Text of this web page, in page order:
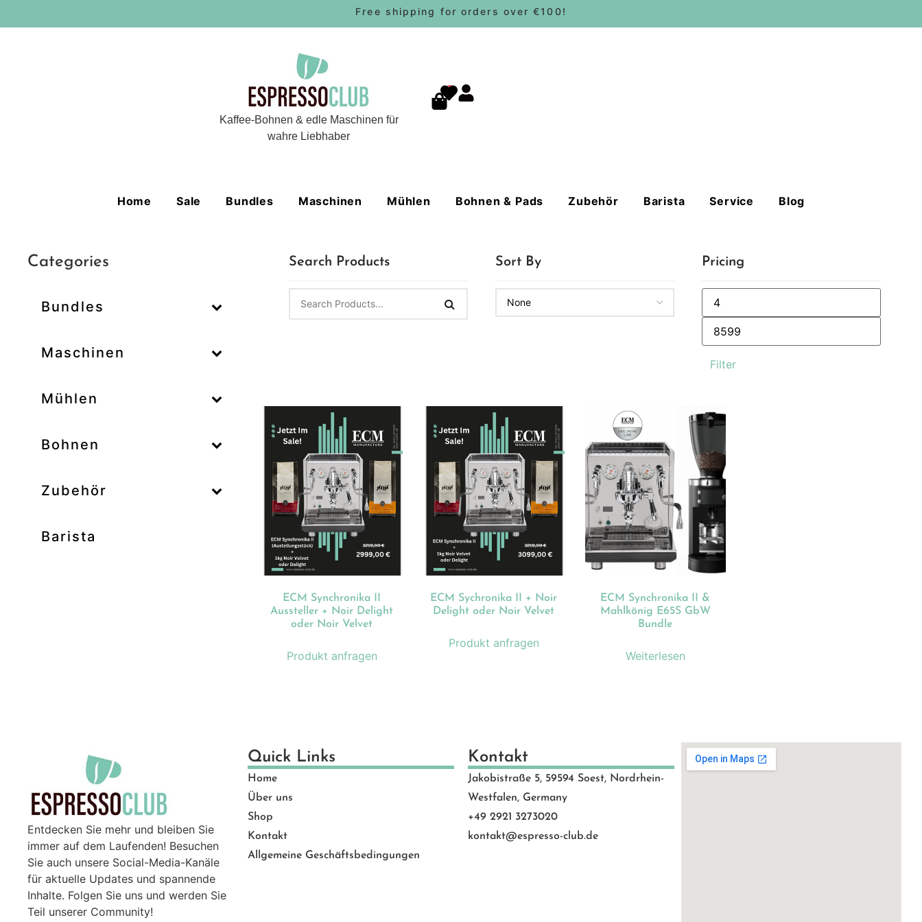
Free shipping for orders over €100!
Kaffee-Bohnen & edle Maschinen für
wahre Liebhaber
0
Home Sale Bundles Maschinen Mühlen Bohnen & Pads Zubehör Barista Service Blog
Categories
Bundles
Maschinen
–
Mühlen
–
Bohnen
–
Zubehör
Barista
Search Products Sort By Pricing
Filter
Zum Verkauf
Produkt-Kategorien
Unkategorisiert(2)
Abonnements
(0)
Barista
(1)
Bundles(18)
Geschenkideen(24)
Maschinen (131)
Service
Top Rated(24)
ECM Synchronika II
Aussteller + Noir Delight
oder Noir Velvet
Produkt anfragen
ECM Sychronika II + Noir
Delight oder Noir Velvet
Produkt anfragen
ECM Synchronika II &
Mahlkönig E65S GbW
Bundle
Weiterlesen
Entdecken Sie mehr und bleiben Sie
immer auf dem Laufenden! Besuchen
Sie auch unsere Social-Media-Kanäle
für aktuelle Updates und spannende
Inhalte. Folgen Sie uns und werden Sie
Teil unserer Community!
Quick Links
Home
Über uns
Shop
Kontakt
Allgemeine Geschäftsbedingungen
Kontakt
Jakobistraße 5, 59594 Soest, Nordrhein-
Westfalen, Germany
+49 2921 3273020
kontakt@espresso-club.de